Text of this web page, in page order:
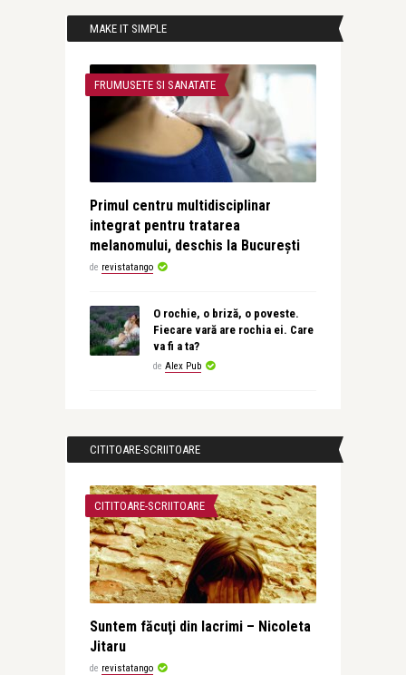
MAKE IT SIMPLE
FRUMUSETE SI SANATATE
Primul centru multidisciplinar
integrat pentru tratarea
melanomului, deschis la București
de revistatango
O rochie, o briză, o poveste.
Fiecare vară are rochia ei. Care
va fi a ta?
de Alex Pub
CITITOARE-SCRIITOARE
CITITOARE-SCRIITOARE
Suntem făcuţi din lacrimi – Nicoleta
Jitaru
de revistatango